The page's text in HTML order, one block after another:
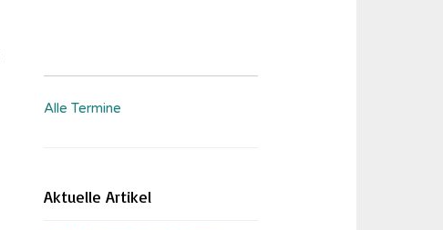
Alle Termine
Aktuelle Artikel